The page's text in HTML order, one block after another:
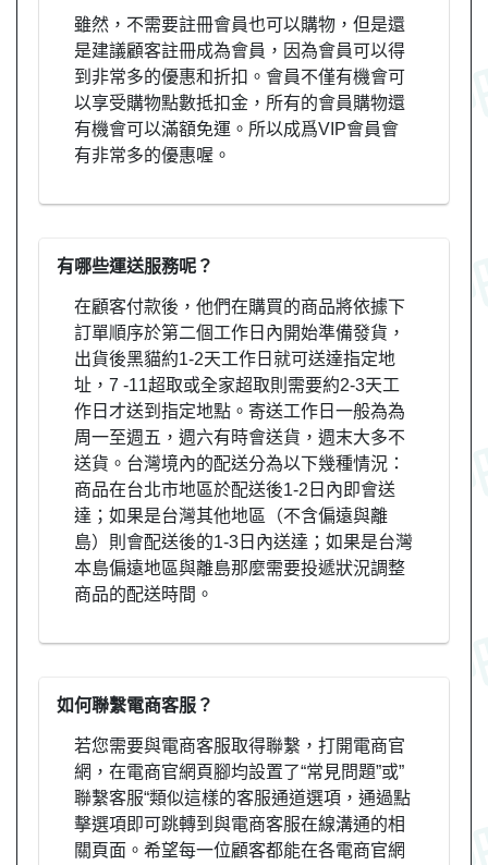
雖然，不需要註冊會員也可以購物，但是還
是建議顧客註冊成為會員，因為會員可以得
到非常多的優惠和折扣。會員不僅有機會可
以享受購物點數抵扣金，所有的會員購物還
有機會可以滿額免運。所以成爲VIP會員會
有非常多的優惠喔。
有哪些運送服務呢？
在顧客付款後，他們在購買的商品將依據下
訂單順序於第二個工作日內開始準備發貨，
出貨後黑貓約1-2天工作日就可送達指定地
址，7 -11超取或全家超取則需要約2-3天工
作日才送到指定地點。寄送工作日一般為為
周一至週五，週六有時會送貨，週末大多不
送貨。台灣境內的配送分為以下幾種情況：
商品在台北市地區於配送後1-2日內即會送
達；如果是台灣其他地區（不含偏遠與離
島）則會配送後的1-3日內送達；如果是台灣
本島偏遠地區與離島那麼需要投遞狀況調整
商品的配送時間。
如何聯繫電商客服？
若您需要與電商客服取得聯繫，打開電商官
網，在電商官網頁腳均設置了“常見問題”或”
聯繫客服“類似這樣的客服通道選項，通過點
擊選項即可跳轉到與電商客服在線溝通的相
關頁面。希望每一位顧客都能在各電商官網